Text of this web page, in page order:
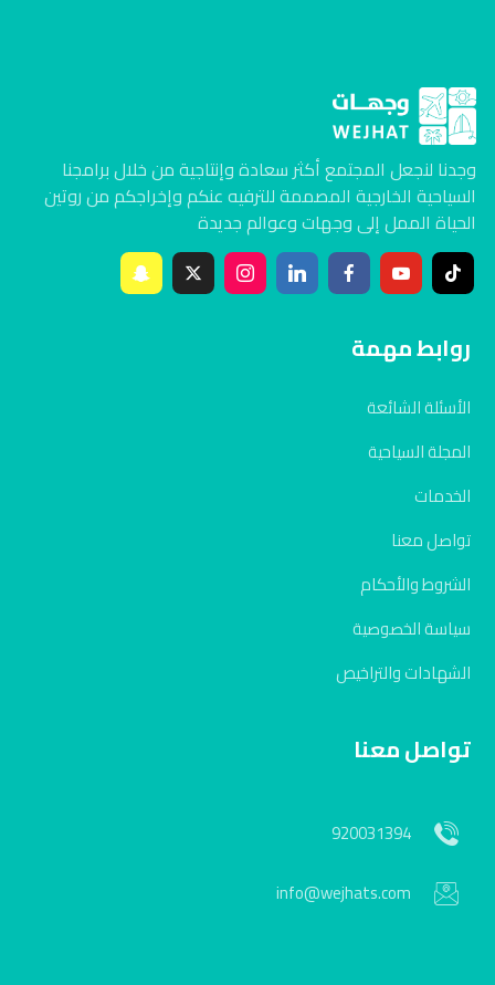
وجدنا لنجعل المجتمع أكثر سعادة وإنتاجية من خلال برامجنا
السياحية الخارجية المصممة للترفيه عنكم وإخراجكم من روتين
الحياة الممل إلى وجهات وعوالم جديدة
روابط مهمة
الأسئلة الشائعة
المجلة السياحية
الخدمات
تواصل معنا
الشروط والأحكام
سياسة الخصوصية
الشهادات والتراخيص
تواصل معنا
920031394
info@wejhats.com